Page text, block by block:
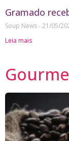
Gramado
Soup News 21/05/
Leia mais